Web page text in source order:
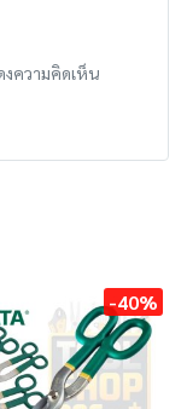
ความคิดเห็น
-40%